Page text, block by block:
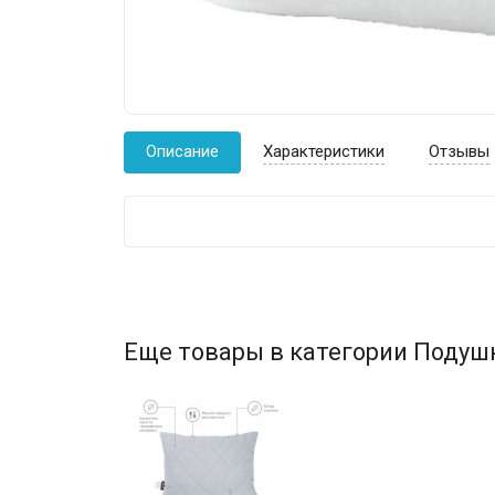
Описание Характеристики Отзывы
Еще товары в категории